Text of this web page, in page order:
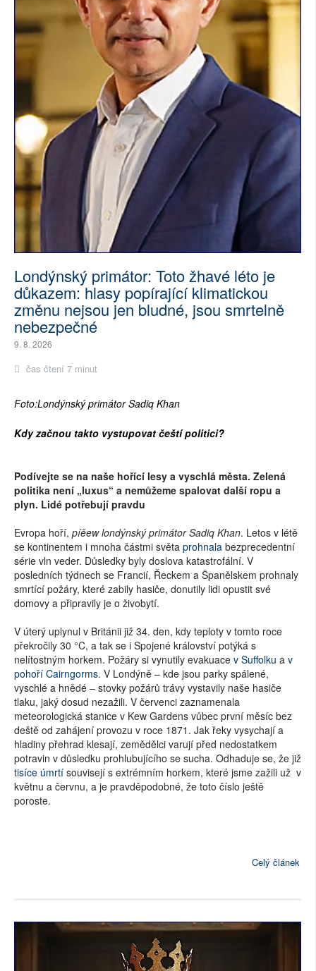
Londýnský primátor: Toto žhavé léto je
důkazem: hlasy popírající klimatickou
změnu nejsou jen bludné, jsou smrtelně
nebezpečné
9. 8. 2026
čas čtení 7 minut
Foto:Londýnský primátor Sadiq Khan
Kdy začnou takto vystupovat čeští politici?
Podívejte se na naše hořící lesy a vyschlá města. Zelená
politika není „luxus“ a nemůžeme spalovat další ropu a
plyn. Lidé potřebují pravdu
Evropa hoří, píěew londýnský primátor Sadiq Khan. Letos v létě
se kontinentem i mnoha částmi světa prohnala bezprecedentní
série vln veder. Důsledky byly doslova katastrofální. V
posledních týdnech se Francií, Řeckem a Španělskem prohnaly
smrtící požáry, které zabily hasiče, donutily lidi opustit své
domovy a připravily je o živobytí.
V úterý uplynul v Británii již 34. den, kdy teploty v tomto roce
překročily 30 °C, a tak se i Spojené království potýká s
nelítostným horkem. Požáry si vynutily evakuace v Suffolku a v
pohoří Cairngorms. V Londýně – kde jsou parky spálené,
vyschlé a hnědé – stovky požárů trávy vystavily naše hasiče
tlaku, jaký dosud nezažili. V červenci zaznamenala
meteorologická stanice v Kew Gardens vůbec první měsíc bez
deště od zahájení provozu v roce 1871. Jak řeky vysychají a
hladiny přehrad klesají, zemědělci varují před nedostatkem
potravin v důsledku prohlubujícího se sucha. Odhaduje se, že již
tisíce úmrtí souvisejí s extrémním horkem, které jsme zažili už v
květnu a červnu, a je pravděpodobné, že toto číslo ještě
poroste.
Celý článek